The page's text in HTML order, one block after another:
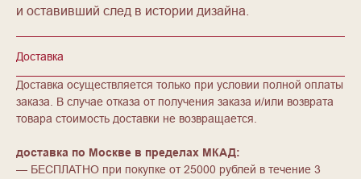
и оставивший след в истории дизайна.
Доставка
Доставка осуществляется только при условии полной оплаты
заказа. В случае отказа от получения заказа и/или возврата
товара стоимость доставки не возвращается.
доставка по Москве в пределах МКАД:
— БЕСПЛАТНО при покупке от 25000 рублей в течение 3